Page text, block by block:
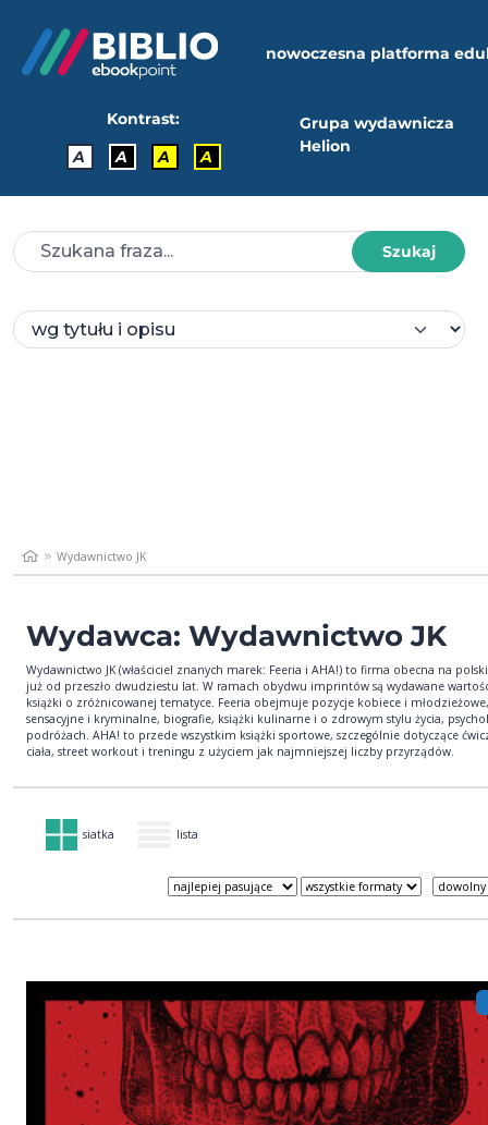
nowoczesna platforma
Kontrast:
A
A A A
Grupa wydawnicza
Helion
Szukaj
Wydawnictwo JK
Wydawca: Wydawnictwo JK
Wydawnictwo JK (właściciel znanych marek: Feeria i AHA!) to firma obecna na
już od przeszło dwudziestu lat. W ramach obydwu imprintów są wydawane
książki o zróżnicowanej tematyce. Feeria obejmuje pozycje kobiece i
sensacyjne i kryminalne, biografie, książki kulinarne i o zdrowym stylu życia,
podróżach. AHA! to przede wszystkim książki sportowe, szczególnie dotyczące
ciała, street workout i treningu z użyciem jak najmniejszej liczby przyrządów.
siatka lista